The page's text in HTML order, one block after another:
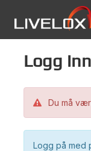
Logg inn
Du må
Logg på med